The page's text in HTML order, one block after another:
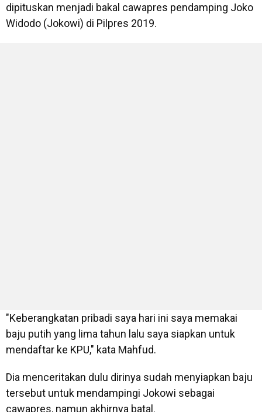
dipituskan menjadi bakal cawapres pendamping Joko
Widodo (Jokowi) di Pilpres 2019.
"Keberangkatan pribadi saya hari ini saya memakai
baju putih yang lima tahun lalu saya siapkan untuk
mendaftar ke KPU," kata Mahfud.
Dia menceritakan dulu dirinya sudah menyiapkan baju
tersebut untuk mendampingi Jokowi sebagai
cawapres, namun akhirnya batal.